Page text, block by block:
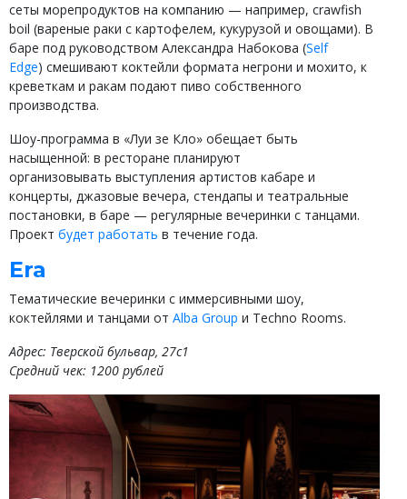
сеты морепродуктов на компанию — например, crawfish
boil (вареные раки с картофелем, кукурузой и овощами). В
баре под руководством Александра Набокова (Self
Edge) смешивают коктейли формата негрони и мохито, к
креветкам и ракам подают пиво собственного
производства.
Шоу-программа в «Луи зе Кло» обещает быть
насыщенной: в ресторане планируют
организовывать выступления артистов кабаре и
концерты, джазовые вечера, стендапы и театральные
постановки, в баре — регулярные вечеринки с танцами.
Проект будет работать в течение года.
Era
Тематические вечеринки с иммерсивными шоу,
коктейлями и танцами от Alba Group и Techno Rooms.
Адрес: Тверской бульвар, 27с1
Средний чек: 1200 рублей